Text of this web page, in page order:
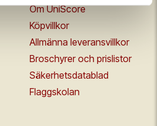
Om UniScore
Köpvillkor
Allmänna leveransvillkor
Broschyrer och prislistor
Säkerhetsdatablad
Flaggskolan